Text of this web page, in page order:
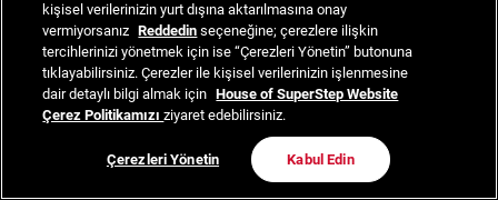
kişisel verilerinizin yurt dışına aktarılmasına onay
vermiyorsanız Reddedin seçeneğine; çerezlere ilişkin
tercihlerinizi yönetmek için ise “Çerezleri Yönetin” butonuna
tıklayabilirsiniz. Çerezler ile kişisel verilerinizin işlenmesine
dair detaylı bilgi almak için House of SuperStep Website
Çerez Politikamızıziyaret edebilirsiniz.
Çerezleri Yönetin Kabul Edin